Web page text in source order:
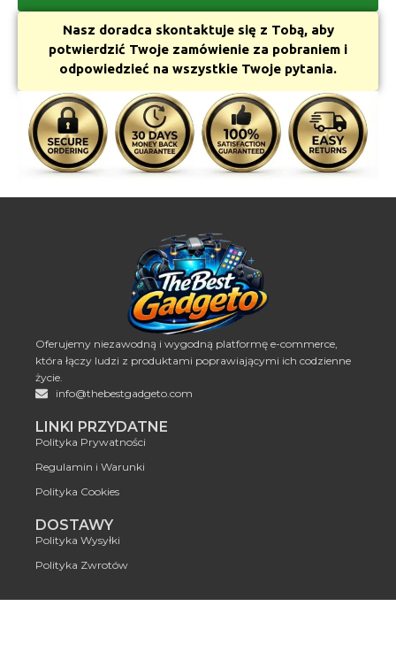
Nasz doradca skontaktuje się z Tobą, aby
potwierdzić Twoje zamówienie za pobraniem i
odpowiedzieć na wszystkie Twoje pytania.
Oferujemy niezawodną i wygodną platformę e-commerce,
która łączy ludzi z produktami poprawiającymi ich codzienne
życie.
info@thebestgadgeto.com
LINKI PRZYDATNE
Polityka Prywatności
Regulamin i Warunki
Polityka Cookies
DOSTAWY
Polityka Wysyłki
Polityka Zwrotów